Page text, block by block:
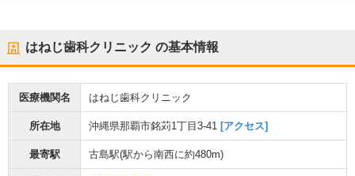
はねじ歯科クリニック の基本情報
医療機関名 はねじ歯科クリニック
所在地 沖縄県那覇市銘苅1丁目3-41 [アクセス]
最寄駅 古島駅(駅から南西に約480m)